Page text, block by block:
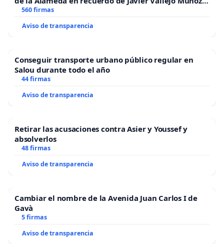
“Mazinger”
560 firmas
Aviso de transparencia
Conseguir transporte urbano público regular en
Salou durante todo el año
44 firmas
Aviso de transparencia
Retirar las acusaciones contra Asier y Youssef y
absolverlos
48 firmas
Aviso de transparencia
Cambiar el nombre de la Avenida Juan Carlos I de
Gavà
5 firmas
Aviso de transparencia